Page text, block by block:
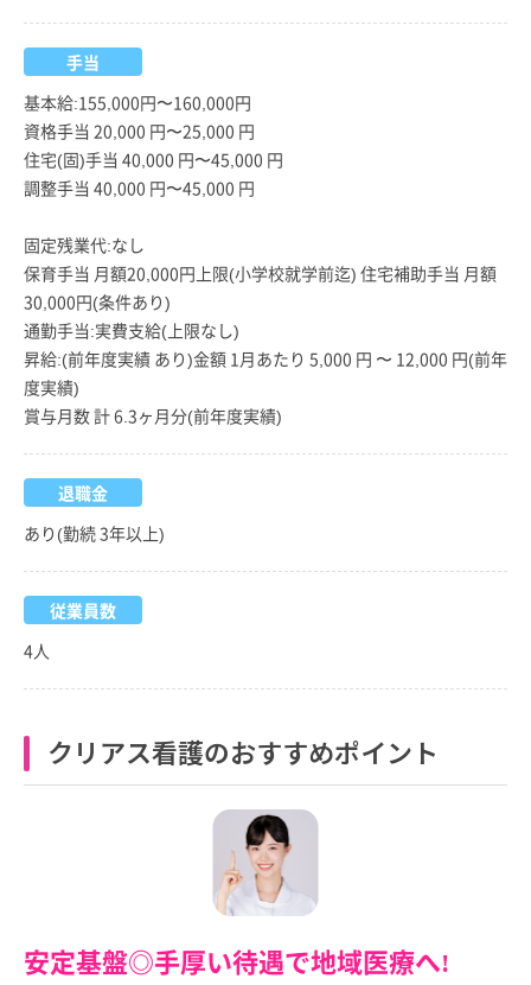
手当
基本給:155,000円〜160,000円
資格手当 20,000 円〜25,000 円
住宅(固)手当 40,000 円〜45,000 円
調整手当 40,000 円〜45,000 円
固定残業代:なし
保育手当 月額20,000円上限(小学校就学前迄) 住宅補助手当 月額
30,000円(条件あり)
通勤手当:実費支給(上限なし)
昇給:(前年度実績 あり)金額 1月あたり 5,000 円 〜 12,000 円(前年
度実績)
賞与月数 計 6.3ヶ月分(前年度実績)
退職金
あり(勤続 3年以上)
従業員数
4人
クリアス看護のおすすめポイント
安定基盤◎手厚い待遇で地域医療へ!